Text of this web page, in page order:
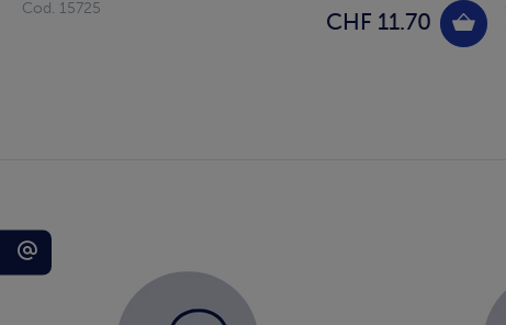
CHF 11.70
Cod. 15725